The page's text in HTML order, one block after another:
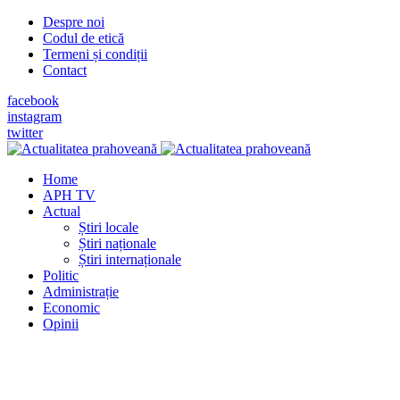
Despre noi
Codul de etică
Termeni și condiții
Contact
facebook
instagram
twitter
Home
APH TV
Actual
Știri locale
Știri naționale
Știri internaționale
Politic
Administrație
Economic
Opinii